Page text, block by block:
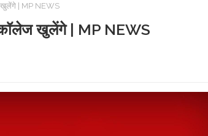
खुलेंगे | MP NEWS
खुलेंगे | MP NEWS